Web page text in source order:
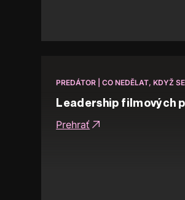
PREDÁTOR | CO NEDĚLAT, KDYŽ
Leadership filmových
Prehrať